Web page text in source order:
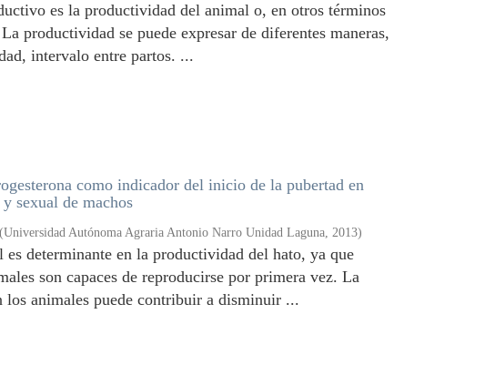
es la productividad del animal o, en otros términos
productividad se puede expresar de diferentes maneras,
intervalo entre partos. ...
como indicador del inicio de la pubertad en
sexual de machos
(Universidad Autónoma Agraria Antonio Narro Unidad Laguna, 2013)
determinante en la productividad del hato, ya que
son capaces de reproducirse por primera vez. La
los animales puede contribuir a disminuir ...